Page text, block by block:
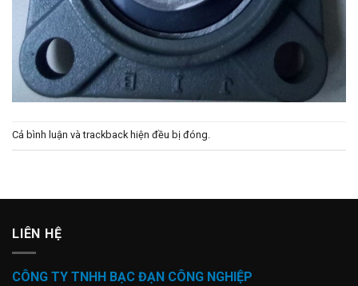
Cả bình luận và trackback hiện đều bị đóng.
LIÊN HỆ
CÔNG TY TNHH BẠC ĐẠN CÔNG NGHIỆP